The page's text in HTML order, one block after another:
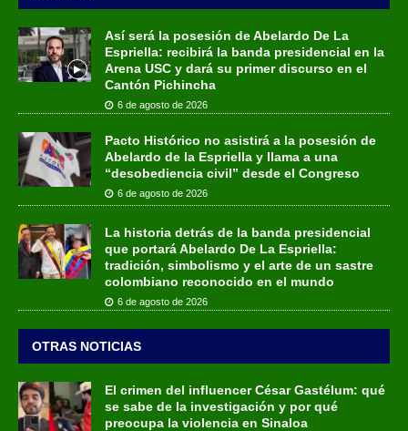
Así será la posesión de Abelardo De La
Espriella: recibirá la banda presidencial en la
Arena USC y dará su primer discurso en el
Cantón Pichincha
6 de agosto de 2026
Pacto Histórico no asistirá a la posesión de
Abelardo de la Espriella y llama a una
“desobediencia civil” desde el Congreso
6 de agosto de 2026
La historia detrás de la banda presidencial
que portará Abelardo De La Espriella:
tradición, simbolismo y el arte de un sastre
colombiano reconocido en el mundo
6 de agosto de 2026
OTRAS NOTICIAS
El crimen del influencer César Gastélum: qué
se sabe de la investigación y por qué
preocupa la violencia en Sinaloa